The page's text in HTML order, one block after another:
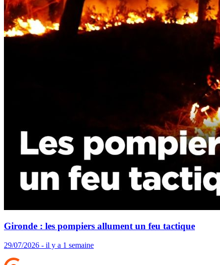
Gironde : les pompiers allument un feu tactique
29/07/2026 - il y a 1 semaine